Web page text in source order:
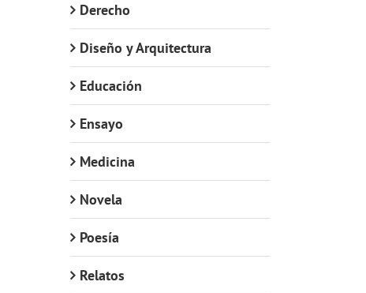
Derecho
Diseño y Arquitectura
Educación
Ensayo
Medicina
Novela
Poesía
Relatos